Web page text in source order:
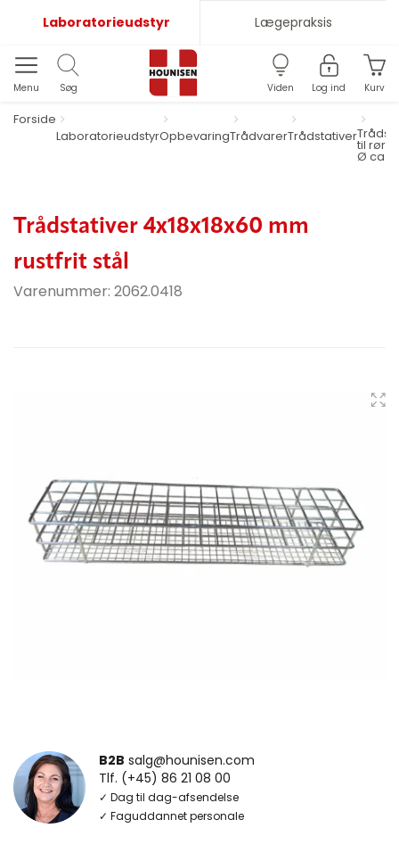
Laboratorieudstyr Lægepraksis
Menu Søg Viden Log ind Kurv
Forside
LaboratorieudstyrOpbevaringTrådvarerTrådstativer
til rør
Ø ca.
Trådstativer 4x18x18x60 mm
rustfrit stål
Varenummer: 2062.0418
B2B salg@hounisen.com
Tlf. (+45) 86 21 08 00
✓ Dag til dag-afsendelse
✓ Faguddannet personale